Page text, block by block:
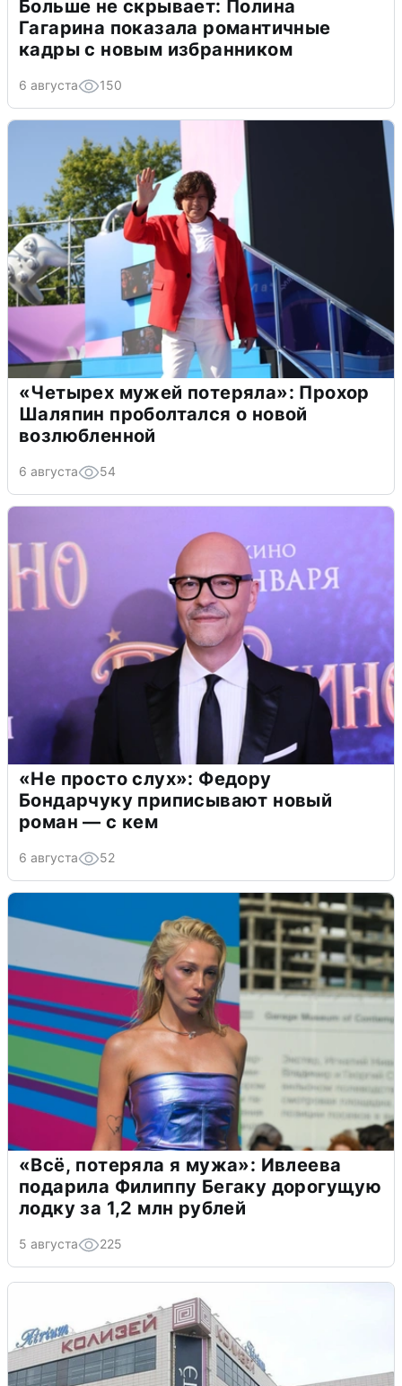
Больше не скрывает: Полина
Гагарина показала романтичные
кадры с новым избранником
6 августа 150
«Четырех мужей потеряла»: Прохор
Шаляпин проболтался о новой
возлюбленной
6 августа 54
«Не просто слух»: Федору
Бондарчуку приписывают новый
роман — с кем
6 августа 52
«Всё, потеряла я мужа»: Ивлеева
подарила Филиппу Бегаку дорогущую
лодку за 1,2 млн рублей
5 августа 225